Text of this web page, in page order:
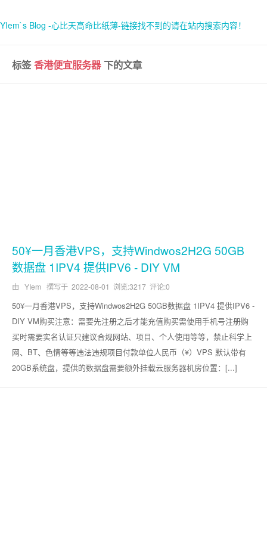
YIem`s Blog -心比天高命比纸薄-链接找不到的请在站内搜索内容！
首页
标签香港便宜服务器 下的文章
50¥一月香港VPS，支持Windwos2H2G 50GB
数据盘 1IPV4 提供IPV6 - DIY VM
由 YIem 撰写于 2022-08-01 浏览:3217 评论:0
50¥一月香港VPS，支持Windwos2H2G 50GB数据盘 1IPV4 提供IPV6 -
DIY VM购买注意：需要先注册之后才能充值购买需使用手机号注册购
买时需要实名认证只建议合规网站、项目、个人使用等等，禁止科学上
网、BT、色情等等违法违规项目付款单位人民币（¥）VPS 默认带有
20GB系统盘，提供的数据盘需要额外挂载云服务器机房位置：[...]